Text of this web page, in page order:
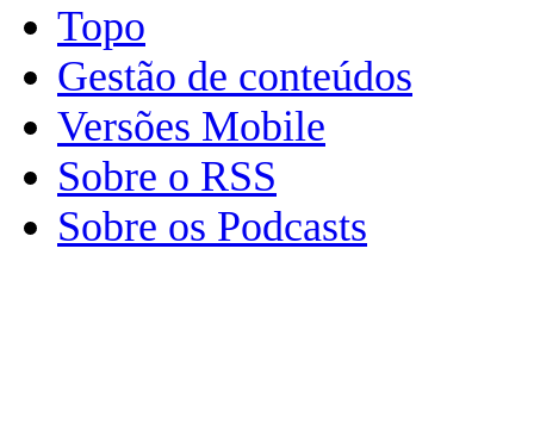
Topo
Gestão de conteúdos
Versões Mobile
Sobre o RSS
Sobre os Podcasts